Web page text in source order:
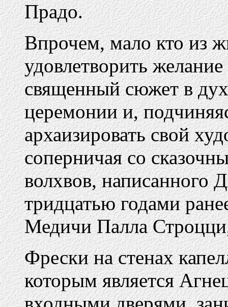
Прадо.
Впрочем, мало кто из
удовлетворить
священный сюжет в
церемонии и,
архаизировать свой
соперничая со
волхвов, написанного
тридцатью годами
Медичи Палла Строцци,
Фрески на стенах
которым является